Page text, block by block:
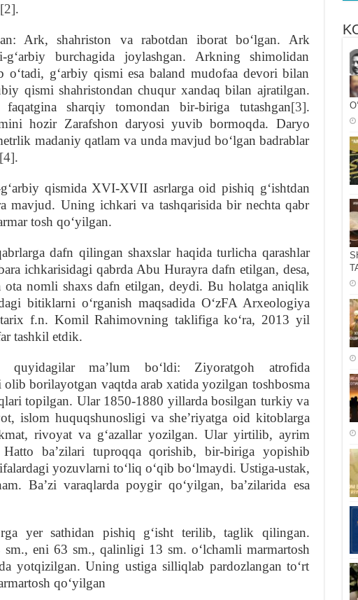
[2].
Ark, shahriston va rabotdan iborat boʻlgan. Ark
burchagida joylashgan. Arkning shimolidan
oʻtadi, gʻarbiy qismi esa baland mudofaa devori bilan
qismi shahristondan chuqur xandaq bilan ajratilgan.
sharqiy tomondan bir-biriga tutashgan[3].
hozir Zarafshon daryosi yuvib bormoqda. Daryo
madaniy qatlam va unda mavjud boʻlgan badrablar
[4].
qismida XVI-XVII asrlarga oid pishiq gʻishtdan
mavjud. Uning ichkari va tashqarisida bir nechta qabr
tosh qoʻyilgan.
dafn qilingan shaxslar haqida turlicha qarashlar
ichkarisidagi qabrda Abu Hurayra dafn etilgan, desa,
ota nomli shaxs dafn etilgan, deydi. Bu holatga aniqlik
bitiklarni oʻrganish maqsadida OʻzFA Arxeologiya
f.n. Komil Rahimovning taklifiga koʻra, 2013 yil
tashkil etdik.
quyidagilar maʼlum boʻldi: Ziyoratgoh atrofida
borilayotgan vaqtda arab xatida yozilgan toshbosma
topilgan. Ular 1850-1880 yillarda bosilgan turkiy va
islom huquqshunosligi va sheʼriyatga oid kitoblarga
rivoyat va gʻazallar yozilgan. Ular yirtilib, ayrim
baʼzilari tuproqqa qorishib, bir-biriga yopishib
yozuvlarni toʻliq oʻqib boʻlmaydi. Ustiga-ustak,
Baʼzi varaqlarda poygir qoʻyilgan, baʼzilarida esa
yer sathidan pishiq gʻisht terilib, taglik qilingan.
eni 63 sm., qalinligi 13 sm. oʻlchamli marmartosh
yotqizilgan. Uning ustiga silliqlab pardozlangan toʻrt
qoʻyilgan